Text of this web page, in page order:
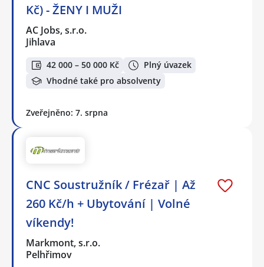
Kč) - ŽENY I MUŽI
AC Jobs, s.r.o.
Jihlava
42 000 – 50 000 Kč
Plný úvazek
Vhodné také pro absolventy
Zveřejněno: 7. srpna
CNC Soustružník / Frézař | Až
260 Kč/h + Ubytování | Volné
víkendy!
Markmont, s.r.o.
Pelhřimov